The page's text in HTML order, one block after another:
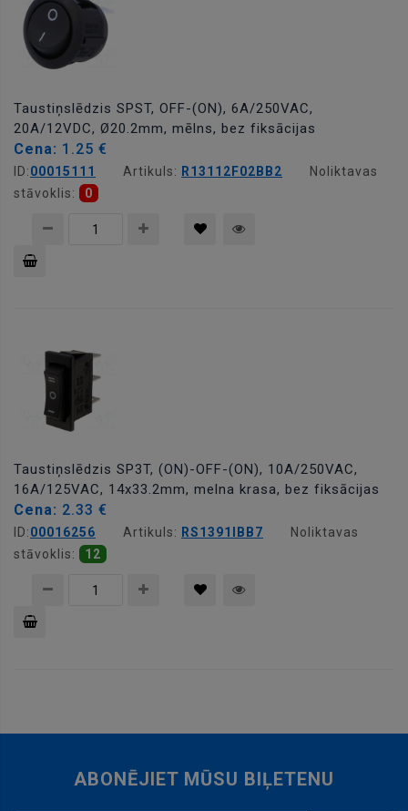
Taustiņslēdzis SPST, OFF-(ON), 6A/250VAC,
20A/12VDC, Ø20.2mm, mēlns, bez fiksācijas
Cena: 1.25 €
ID:00015111 Artikuls: R13112F02BB2
Noliktavas
stāvoklis:
0
Taustiņslēdzis SP3T, (ON)-OFF-(ON), 10A/250VAC,
16A/125VAC, 14x33.2mm, melna krasa, bez fiksācijas
Cena: 2.33 €
ID:00016256 Artikuls: RS1391IBB7
Noliktavas
stāvoklis:
12
ABONĒJIET MŪSU BIĻETENU